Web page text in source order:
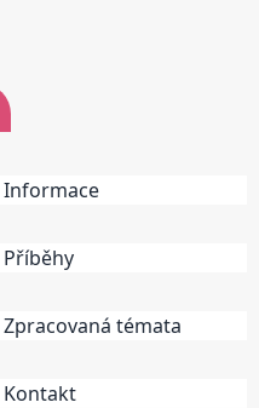
Informace
Příběhy
Zpracovaná témata
Kontakt